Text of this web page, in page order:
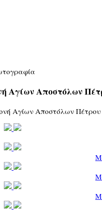
Αγίων Αποστόλων